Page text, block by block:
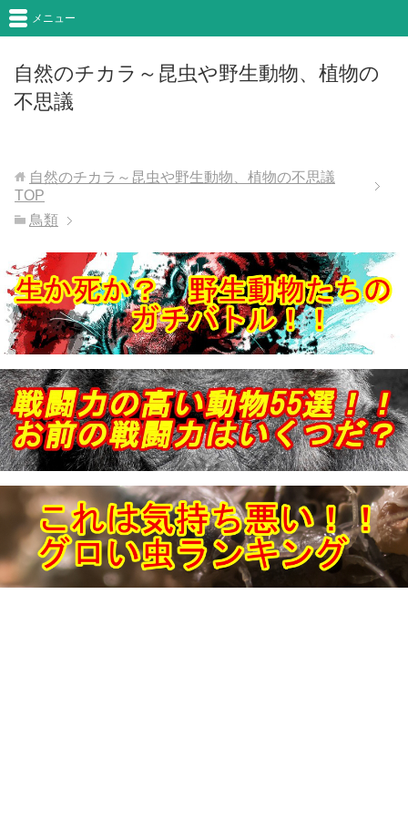
自然のチカラ～昆虫や野生動物、植物の
不思議
メニュー
自然のチカラ～昆虫や野生動物、植物の不思議
TOP
鳥類